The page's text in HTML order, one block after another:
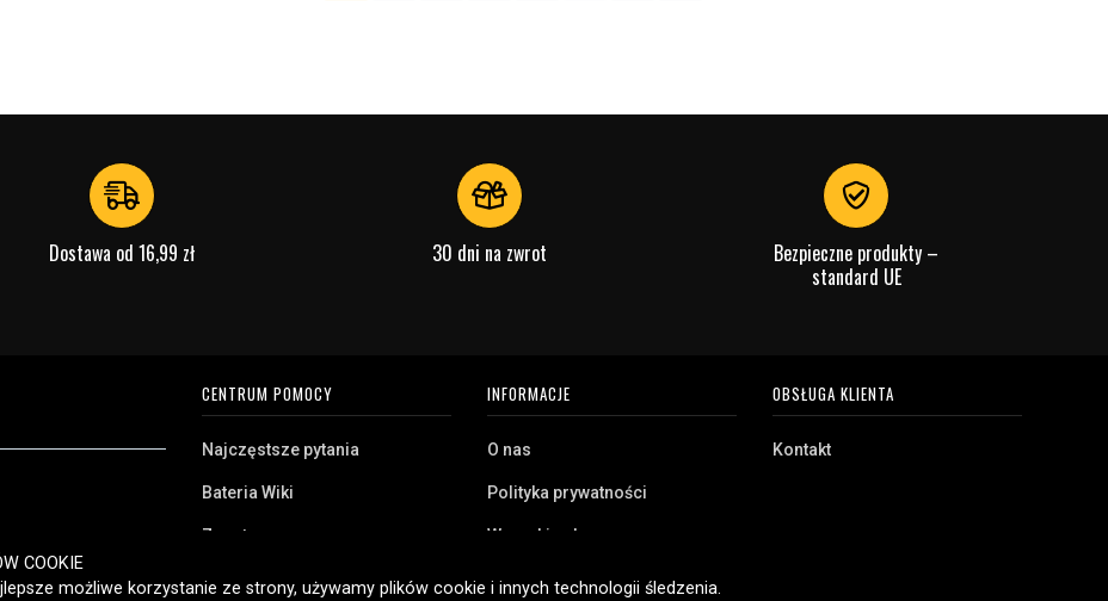
Dostawa od 16,99 zł 30 dni na zwrot
Bezpieczne produkty –
standard UE
naszą szeroką
domowego,
CENTRUM POMOCY
Najczęstsze pytania
Bateria Wiki
Zwrot
Klient biznesowy
INFORMACJE
O nas
Polityka prywatności
Warunki zakupu
Pliki cookie
OBSŁUGA KLIENTA
Kontakt
COOKIE
możliwe korzystanie ze strony, używamy plików cookie i innych technologii śledzenia.